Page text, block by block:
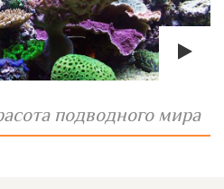
подводного мира